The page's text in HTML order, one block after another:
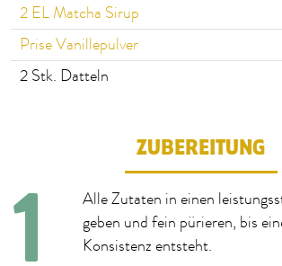
2 EL Matcha Sirup
Prise Vanillepulver
2 Stk. Datteln
ZUBEREITUNG
Alle Zutaten in einen
geben und fein pürieren, bis
Konsistenz entsteht.